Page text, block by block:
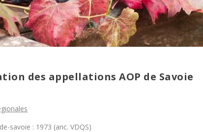
des appellations AOP de Savoie
savoie : 1973 (anc. VDQS)